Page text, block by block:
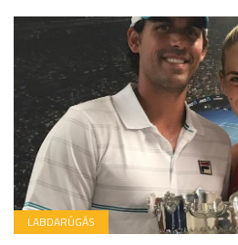
LABDARÚGÁS